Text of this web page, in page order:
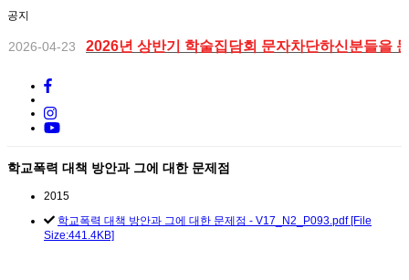
공지
2026-04-23 2026년 상반기 학술집담회 문자차단하신분들을
2026-04-23
2026-02-19
2025-11-02 2025년 하반기 학술집담회 초록입니다.
2025-10-15 2025년 하반기 학술집담회 개최안내 (2025년 11
학교폭력 대책 방안과 그에 대한 문제점
2015
학교폭력 대책 방안과 그에 대한 문제점 - V17_N2_P093.pdf [File
Size:441.4KB]